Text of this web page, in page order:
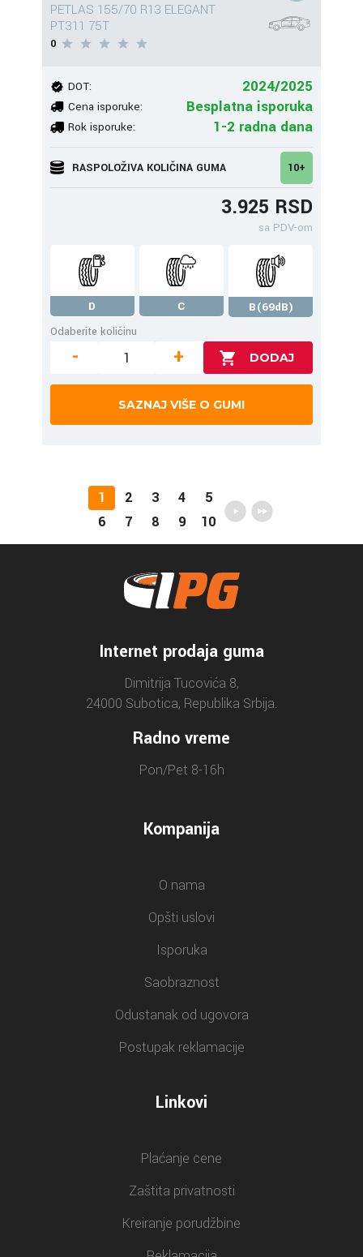
PETLAS 155/70 R13 ELEGANT
PT311 75T
0
DOT: 2024/2025
Cena isporuke: Besplatna isporuka
Rok isporuke: 1-2 radna dana
RASPOLOŽIVA KOLIČINA GUMA 10+
3.925 RSD
sa PDV-om
D C
B(69dB)
Odaberite količinu
- +
SAZNAJ VIŠE O GUMI
1 2 3 4
5
6
7 8 9 10
Internet prodaja guma
Dimitrija Tucovića 8,
24000 Subotica, Republika Srbija.
Radno vreme
Pon/Pet 8-16h
Kompanija
O nama
Opšti uslovi
Isporuka
Saobraznost
Odustanak od ugovora
Postupak reklamacije
Linkovi
Plaćanje cene
Zaštita privatnosti
Kreiranje porudžbine